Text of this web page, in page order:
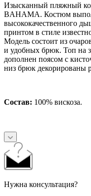
Изысканный пляжный
BAHAMA. Костюм
высококачественного
принтом в стиле
Модель состоит из
и удобных брюк. Топ на
дополнен поясом с
низ брюк декорированы
Состав: 100% вискоза.
Нужна консультация?